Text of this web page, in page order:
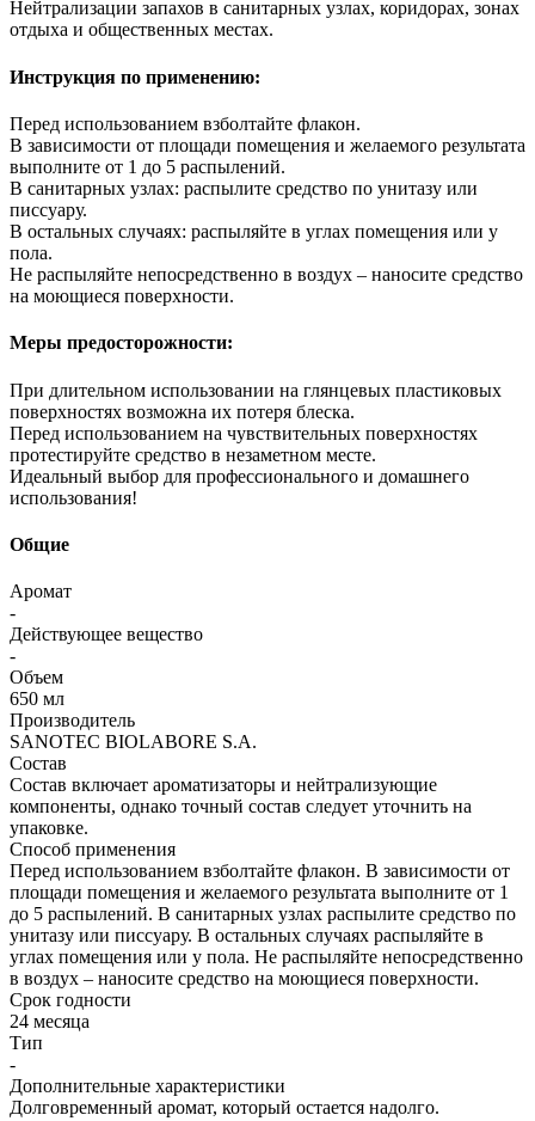
Нейтрализации запахов в санитарных узлах, коридорах, зонах
отдыха и общественных местах.
Инструкция по применению:
Перед использованием взболтайте флакон.
В зависимости от площади помещения и желаемого результата
выполните от 1 до 5 распылений.
В санитарных узлах: распылите средство по унитазу или
писсуару.
В остальных случаях: распыляйте в углах помещения или у
пола.
Не распыляйте непосредственно в воздух – наносите средство
на моющиеся поверхности.
Меры предосторожности:
При длительном использовании на глянцевых пластиковых
поверхностях возможна их потеря блеска.
Перед использованием на чувствительных поверхностях
протестируйте средство в незаметном месте.
Идеальный выбор для профессионального и домашнего
использования!
Общие
Аромат
-
Действующее вещество
-
Объем
650 мл
Производитель
SANOTEC BIOLABORE S.A.
Состав
Состав включает ароматизаторы и нейтрализующие
компоненты, однако точный состав следует уточнить на
упаковке.
Способ применения
Перед использованием взболтайте флакон. В зависимости от
площади помещения и желаемого результата выполните от 1
до 5 распылений. В санитарных узлах распылите средство по
унитазу или писсуару. В остальных случаях распыляйте в
углах помещения или у пола. Не распыляйте непосредственно
в воздух – наносите средство на моющиеся поверхности.
Срок годности
24 месяца
Тип
-
Дополнительные характеристики
Долговременный аромат, который остается надолго.